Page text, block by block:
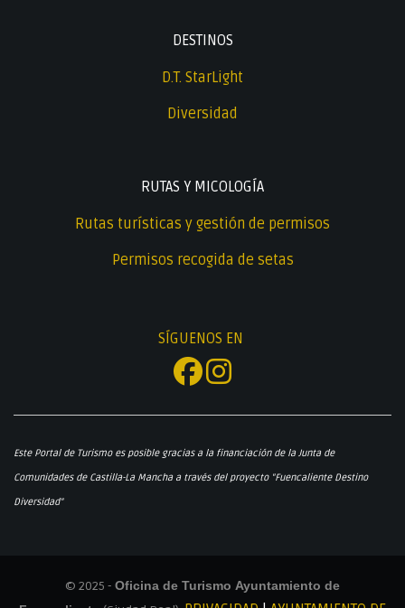
DESTINOS
D.T. StarLight
Diversidad
RUTAS Y MICOLOGÍA
Rutas turísticas y gestión de permisos
Permisos recogida de setas
SÍGUENOS EN
Este Portal de Turismo es posible gracias a la financiación de la Junta de
Comunidades de Castilla-La Mancha a través del proyecto "Fuencaliente Destino
Diversidad"
© 2025 - Oficina de Turismo Ayuntamiento de